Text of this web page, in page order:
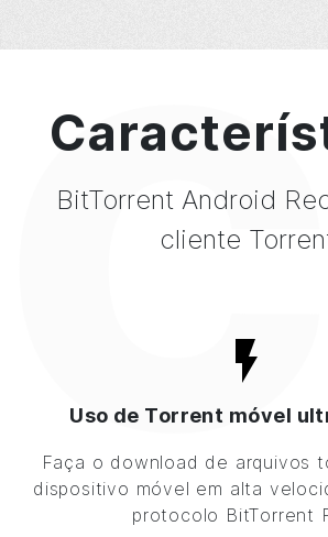
BitTorrent Android
cliente
Uso de Torrent móvel
Faça o download de arquivos
dispositivo móvel em alta
protocolo BitTorrent